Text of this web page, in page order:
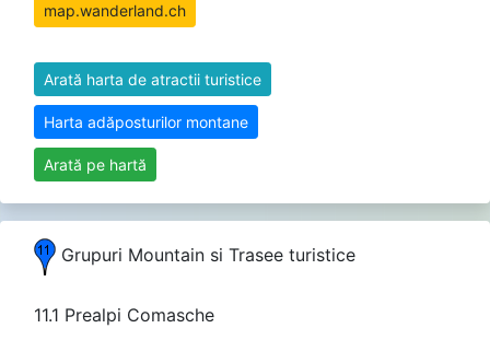
map.wanderland.ch
Arată harta de atractii turistice
Harta adăposturilor montane
Arată pe hartă
Grupuri Mountain si Trasee turistice
11.1 Prealpi Comasche